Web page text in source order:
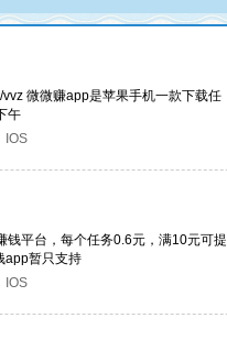
微微赚app是苹果手机一款下载任
午
IOS
钱平台，每个任务0.6元，满10元可提
app暂只支持
IOS